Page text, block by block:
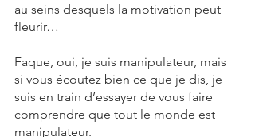
au seins desquels la motivation peut
fleurir…
Faque, oui, je suis manipulateur, mais
si vous écoutez bien ce que je dis, je
suis en train d’essayer de vous faire
comprendre que tout le monde est
manipulateur.